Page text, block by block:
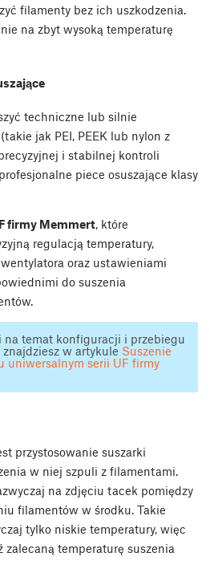
filamenty bez ich uszkodzenia.
na zbyt wysoką temperaturę
techniczne lub silnie
jak PEI, PEEK lub nylon z
i stabilnej kontroli
piece osuszające klasy
firmy Memmert, które
regulacją temperatury,
oraz ustawieniami
do suszenia
temat konfiguracji i przebiegu
w artykule Suszenie
uniwersalnym serii UF firmy
przystosowanie suszarki
w niej szpuli z filamentami.
na zdjęciu tacek pomiędzy
filamentów w środku. Takie
tylko niskie temperatury, więc
zalecaną temperaturę suszenia